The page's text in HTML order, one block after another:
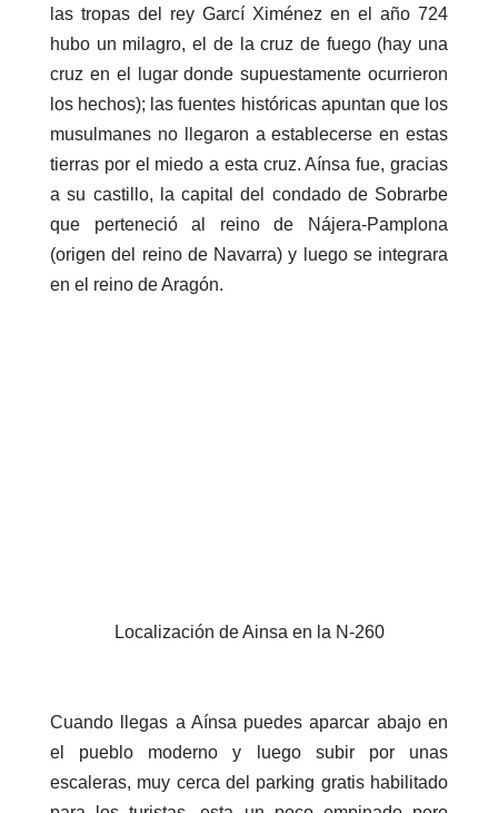
las tropas del rey Garcí Ximénez en el año 724
hubo un milagro, el de la cruz de fuego (hay una
cruz en el lugar donde supuestamente ocurrieron
los hechos); las fuentes históricas apuntan que los
musulmanes no llegaron a establecerse en estas
tierras por el miedo a esta cruz. Aínsa fue, gracias
a su castillo, la capital del condado de Sobrarbe
que perteneció al reino de Nájera-Pamplona
(origen del reino de Navarra) y luego se integrara
en el reino de Aragón.
Localización de Ainsa en la N-260
Cuando llegas a Aínsa puedes aparcar abajo en
el pueblo moderno y luego subir por unas
escaleras, muy cerca del parking gratis habilitado